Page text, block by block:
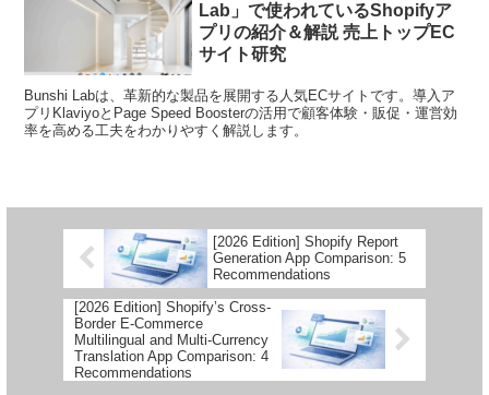
Lab」で使われているShopifyア
プリの紹介＆解説 売上トップEC
サイト研究
Bunshi Labは、革新的な製品を展開する人気ECサイトです。導入ア
プリKlaviyoとPage Speed Boosterの活用で顧客体験・販促・運営効
率を高める工夫をわかりやすく解説します。
[2026 Edition] Shopify Report
Generation App Comparison: 5
Recommendations
[2026 Edition] Shopify’s Cross-
Border E-Commerce
Multilingual and Multi-Currency
Translation App Comparison: 4
Recommendations